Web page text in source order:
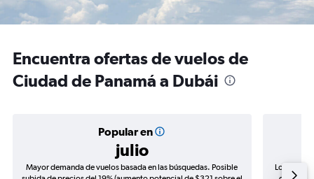
Encuentra ofertas de vuelos de
Ciudad de Panamá a Dubái
Popular en
julio
Mayor demanda de vuelos basada en las búsquedas. Posible
Los